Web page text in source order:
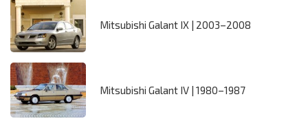
Mitsubishi Galant IX | 2003–2008
Mitsubishi Galant IV | 1980–1987